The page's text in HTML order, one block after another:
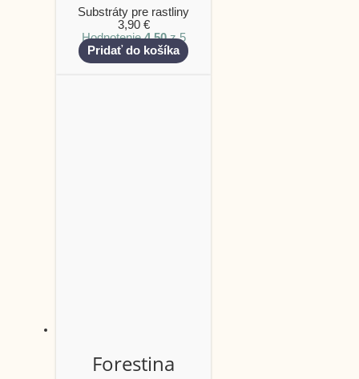
Substráty pre rastliny
3,90 €
Hodnotenie4.50z 5
Pridať do košíka
Forestina